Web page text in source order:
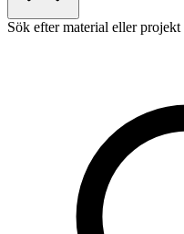
Sök efter material eller projekt